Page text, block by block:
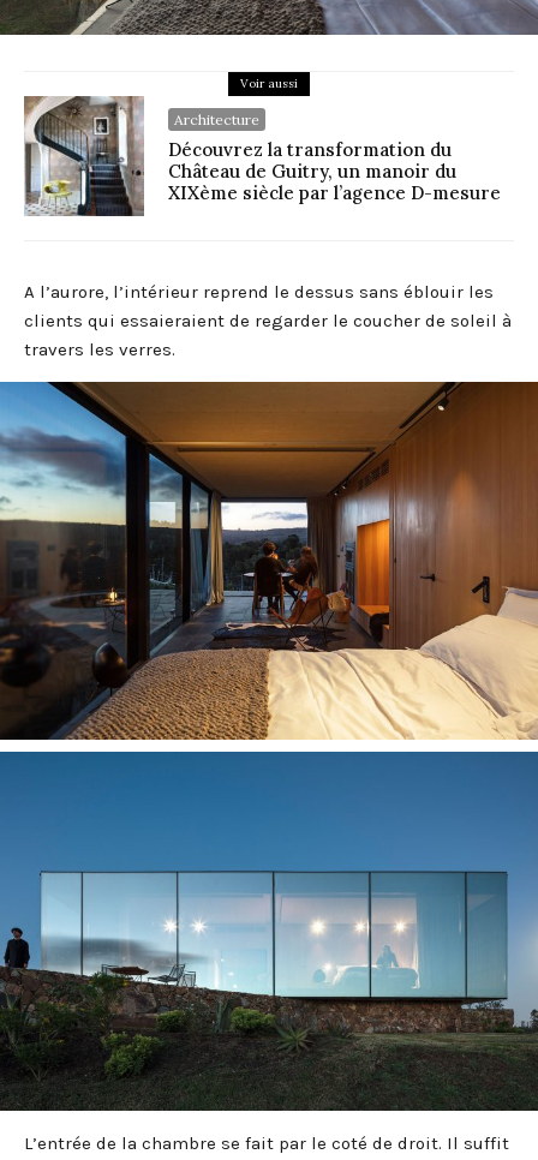
Voir aussi
Architecture
Découvrez la transformation du
Château de Guitry, un manoir du
XIXème siècle par l’agence D-mesure
A l’aurore, l’intérieur reprend le dessus sans éblouir les
clients qui essaieraient de regarder le coucher de soleil à
travers les verres.
L’entrée de la chambre se fait par le coté de droit. Il suffit